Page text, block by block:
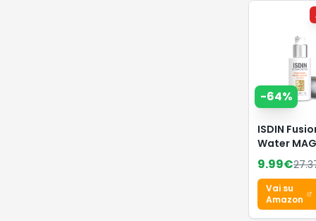
-64%
ISDIN
Water
Repair
50 (50 ml) |
Crema
Viso
Colorata |
9.99€
Vai su
Amazon